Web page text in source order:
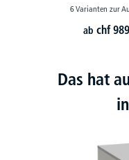
6 Varianten zur
abchf
Das hat